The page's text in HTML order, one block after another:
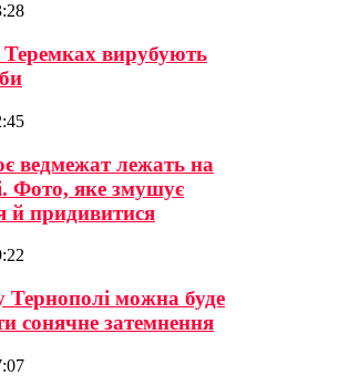
вирубують
ведмежат лежать на
Фото, яке змушує
й придивитися
Тернополі можна буде
сонячне затемнення